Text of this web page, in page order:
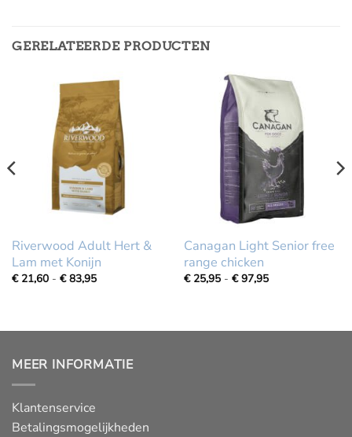
GERELATEERDE PRODUCTEN
Riverwood Adult Hert &
Lam met Konijn
€ 21,60 - €83,95Prijsklasse:
83,95
Canagan Light Senior free
range chicken
€ 25,95 - €97,95Prijsklasse:
97,95
MEER INFORMATIE
Klantenservice
Betalingsmogelijkheden